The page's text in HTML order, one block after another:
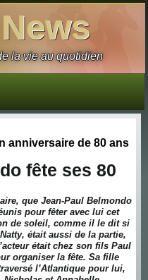
la vie au quotidien
anniversaire de 80 ans
fête ses 80
que Jean-Paul Belmondo
pour fêter avec lui cet
de soleil, comme il le dit si
était aussi de la partie,
était chez son fils Paul
organiser la fête. Sa fille
l’Atlantique pour lui,